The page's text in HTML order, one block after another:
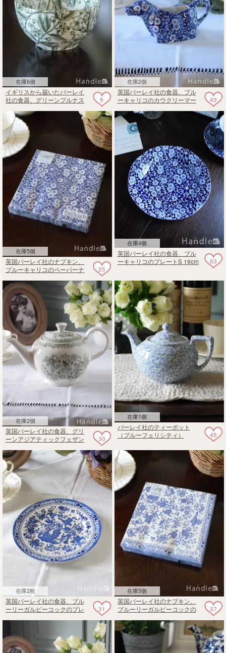
在庫6個
9
イギリスから届いたバーレイ
社の食器、グリーンプルナス
ボウル L
在庫2個
43
英国バーレイ社の食器、ブル
ーキャリコのカウクリーマー
在庫5個
25
英国バーレイ社のナプキン、
ブルーキャリコのペーパーナ
在庫4個
63
英国バーレイ社の食器、ブル
ーキャリコのプレートS 19cm
在庫2個
30
英国バーレイ社の食器、グリ
ーンアジアティックフェザン
在庫1個
45
バーレイ社のティーポット
（ブルーフェリシティ）
在庫2枚
31
英国バーレイ社の食器、ブル
ーリーガルピーコックのプレ
在庫5個
37
英国バーレイ社のナプキン、
ブルーリーガルピーコックの
タイプ）